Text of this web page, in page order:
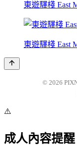
東遊驛棧 East
東遊驛棧 East
© 2026
⚠️
成人內容提醒